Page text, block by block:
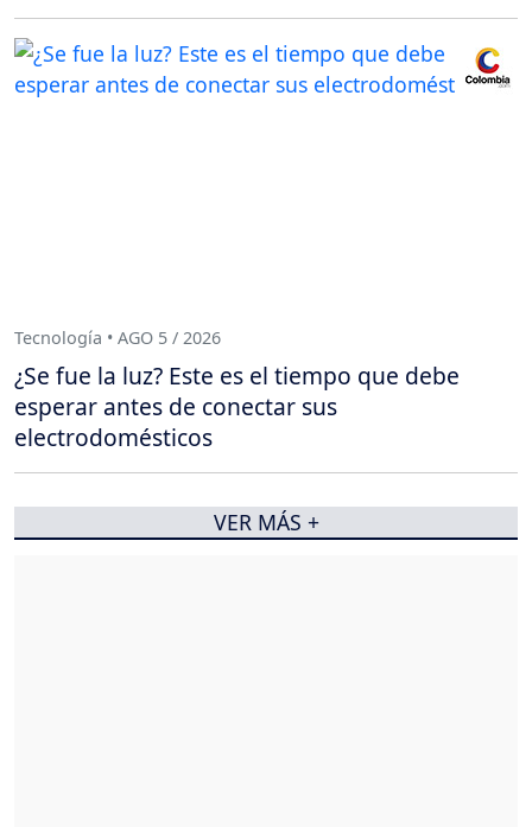
Tecnología • AGO 5 / 2026
¿Se fue la luz? Este es el tiempo que debe
esperar antes de conectar sus
electrodomésticos
VER MÁS +